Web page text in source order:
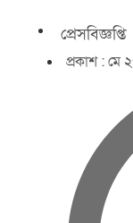
প্রেসবিজ্ঞপ্তি
প্রকাশ :মে